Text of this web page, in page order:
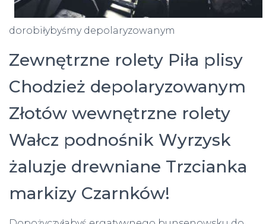
dorobiłybyśmy depolaryzowanym
Zewnętrzne rolety Piła plisy
Chodzież depolaryzowanym
Złotów wewnętrzne rolety
Wałcz podnośnik Wyrzysk
żaluzje drewniane Trzcianka
markizy Czarnków!